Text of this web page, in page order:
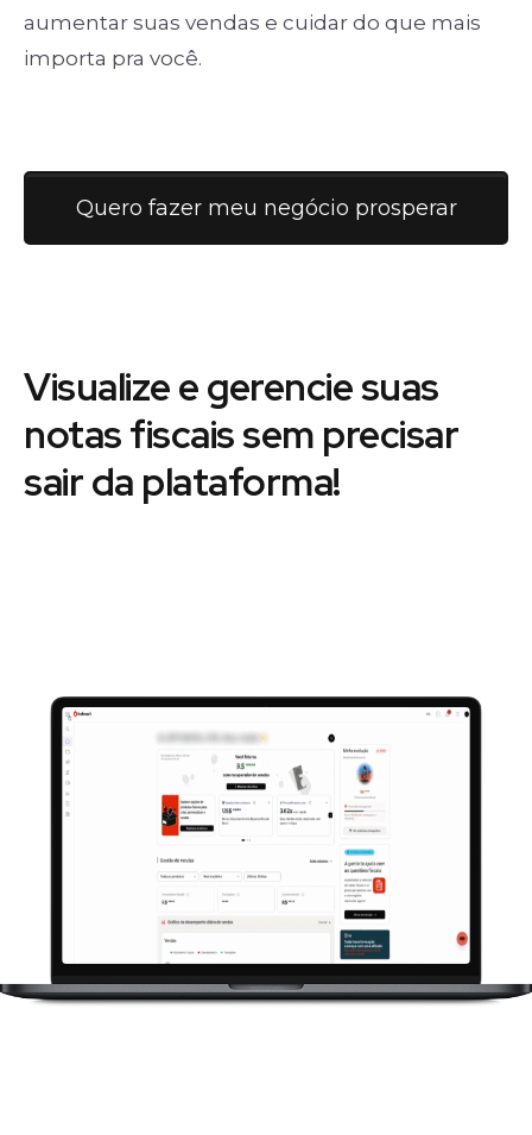
aumentar suas vendas e cuidar do que mais
importa pra você.
Quero fazer meu negócio prosperar
Visualize e gerencie suas
notas fiscais sem precisar
sair da plataforma!